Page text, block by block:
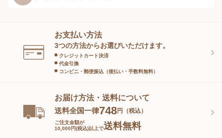
スキンケアグッズ
お支払い方法
3つの方法からお選びいただけます。
クレジットカート決済
代金引換
コンビニ・郵便振込（後払い・手数料無料）
お届け方法・送料について
送料全国一律748円（税込）
ご注文金額が
10,000円(税込)以上で送料無料